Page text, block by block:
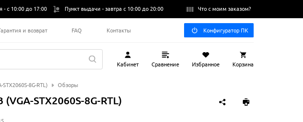
- с 10:00 до 17:00 Пункт выдачи - завтра с 10:00 до 20:00 Что с моим заказом?
и возврат FAQ Контакты Конфигуратор ПК
Кабинет Сравнение Избранное Корзина
8G-RTL) Обзоры
STX2060S-8G-RTL)